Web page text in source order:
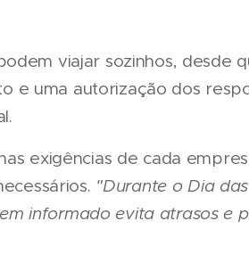
viajar sozinhos, desde
e uma autorização dos
exigências de cada
"Durante o Dia
informado evita atrasos e